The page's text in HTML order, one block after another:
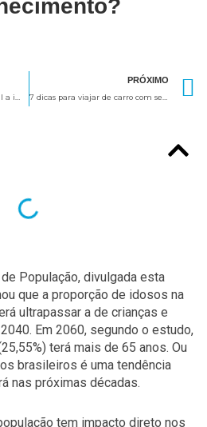
PRÓXIMO
População, divulgada esta
que a proporção de idosos na
ultrapassar a de crianças e
Em 2060, segundo o estudo,
terá mais de 65 anos. Ou
brasileiros é uma tendência
nas próximas décadas.
tem impacto direto nos